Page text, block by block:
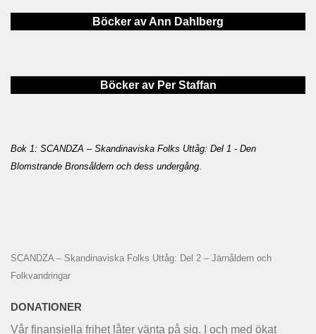
Böcker av Ann Dahlberg
Böcker av Per Staffan
Bok 1: SCANDZA – Skandinaviska Folks Uttåg: Del 1 - Den
Blomstrande Bronsåldern och dess undergång
SCANDZA – Skandinaviska Folks Uttåg: Del 2 – Järnåldern och
Folkvandringar
DONATIONER
Vår finansiella frihet låter vänta på sig. I och med ökat